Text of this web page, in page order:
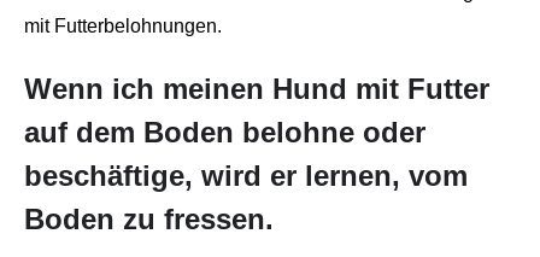
mit Futterbelohnungen.
Wenn ich meinen Hund mit Futter
auf dem Boden belohne oder
beschäftige, wird er lernen, vom
Boden zu fressen.